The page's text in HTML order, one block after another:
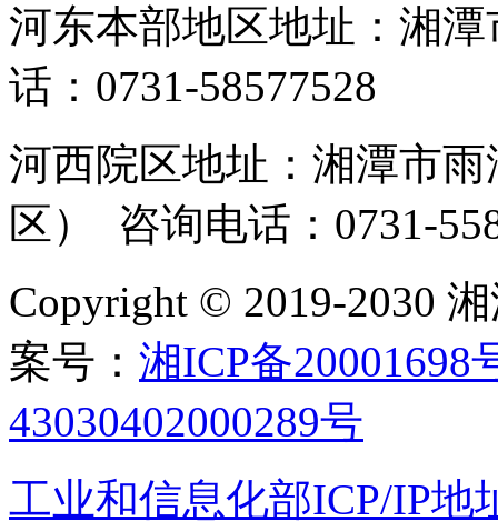
河东本部地区地址：湘
话：0731-58577528
河西院区地址：湘潭市
区） 咨询电话：0731-
Copyright © 2019-2030
案号： 湘ICP备20001698
43030402000289号
工业和信息化部ICP/IP